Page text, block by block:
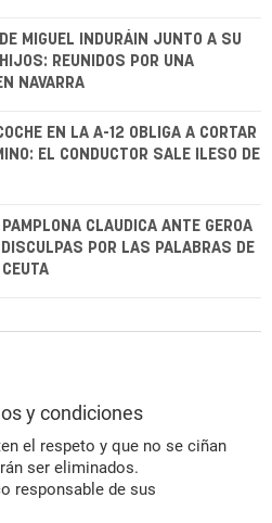
MIGUEL INDURÁIN JUNTO A SU
REUNIDOS POR UNA
NAVARRA
EN LA A-12 OBLIGA A CORTAR
EL CONDUCTOR SALE ILESO DE
CLAUDICA ANTE GEROA
POR LAS PALABRAS DE
y condiciones
el respeto y que no se ciñan
ser eliminados.
responsable de sus